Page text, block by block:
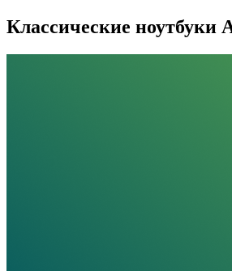
Классические ноутбуки